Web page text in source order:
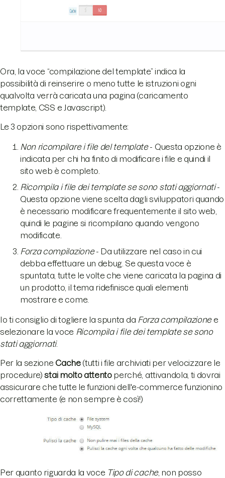
Ora, la voce “compilazione del template” indica la
possibilità di reinserire o meno tutte le istruzioni ogni
qualvolta verrà caricata una pagina (caricamento
template, CSS e Javascript).
Le 3 opzioni sono rispettivamente:
Non ricompilare i file del template- Questa opzione è
indicata per chi ha finito di modificare i file e quindi il
sito web è completo.
Ricompila i file dei template se sono stati aggiornati-
Questa opzione viene scelta dagli sviluppatori quando
è necessario modificare frequentemente il sito web,
quindi le pagine si ricompilano quando vengono
modificate.
Forza compilazione- Da utilizzare nel caso in cui
debba effettuare un debug. Se questa voce è
spuntata, tutte le volte che viene caricata la pagina di
un prodotto, il tema ridefinisce quali elementi
mostrare e come.
Io ti consiglio di togliere la spunta da Forza compilazionee
selezionare la voce Ricompila i file dei template se sono
stati aggiornati.
Per la sezioneCache (tutti i file archiviati per velocizzare le
procedure)stai molto attentoperché, attivandola, ti dovrai
assicurare che tutte le funzioni dell'e-commerce funzionino
correttamente (e non sempre è così!)
Per quanto riguarda la voce Tipo di cache, non posso